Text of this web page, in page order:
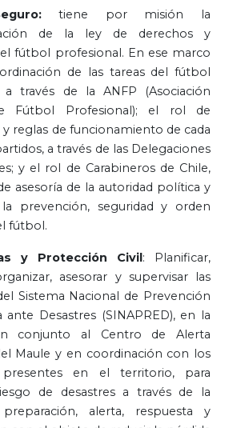
tiene por misión la
de la ley de derechos y
fútbol profesional. En ese marco
de las tareas del fútbol
a través de la ANFP (Asociación
Fútbol Profesional); el rol de
reglas de funcionamiento de cada
a través de las Delegaciones
y el rol de Carabineros de Chile,
asesoría de la autoridad política y
prevención, seguridad y orden
fútbol.
y Protección Civil: Planificar,
asesorar y supervisar las
Sistema Nacional de Prevención
ante Desastres (SINAPRED), en la
conjunto al Centro de Alerta
Maule y en coordinación con los
presentes en el territorio, para
de desastres a través de la
alerta, respuesta y